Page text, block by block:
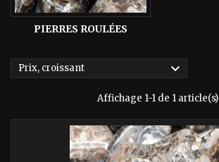
PIERRES ROULÉES
Prix, croissant 
Affichage 1-1 de 1 article(s)